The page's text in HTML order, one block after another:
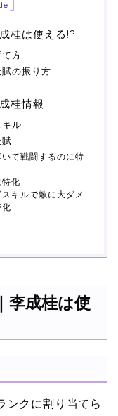
桂は使える!?
方
の振り方
桂情報
ル
て戦闘するのに特
化
キルで敵に大ダメ
李成桂は使
ンクに割り当てら